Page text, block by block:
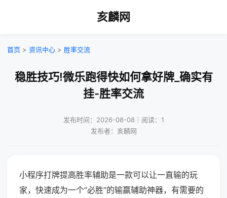
亥麟网
首页 > 资讯中心 > 胜率交流
稳胜技巧!微乐跑得快如何拿好牌_确实有
挂-胜率交流
发布时间：2026-08-08｜阅读：1
发布者：亥麟网
小程序打牌提高胜率辅助是一款可以让一直输的玩
家，快速成为一个“必胜”的输赢辅助神器，有需要的